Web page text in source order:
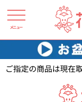
メニュー
花キューピット 【】
ご指定の商品は現在